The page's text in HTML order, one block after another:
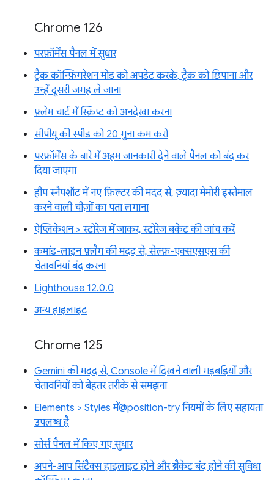
Chrome 126
परफ़ॉर्मेंस पैनल में सुधार
ट्रैक कॉन्फ़िगरेशन मोड को अपडेट करके, ट्रैक को छिपाना और
उन्हें दूसरी जगह ले जाना
फ़्लेम चार्ट में स्क्रिप्ट को अनदेखा करना
सीपीयू की स्पीड को 20 गुना कम करो
परफ़ॉर्मेंस के बारे में अहम जानकारी देने वाले पैनल को बंद कर
दिया जाएगा
हीप स्नैपशॉट में नए फ़िल्टर की मदद से, ज़्यादा मेमोरी इस्तेमाल
करने वाली चीज़ों का पता लगाना
ऐप्लिकेशन > स्टोरेज में जाकर, स्टोरेज बकेट की जांच करें
कमांड-लाइन फ़्लैग की मदद से, सेल्फ़-एक्सएसएस की
चेतावनियां बंद करना
Lighthouse 12.0.0
अन्य हाइलाइट
Chrome 125
Gemini की मदद से, Console में दिखने वाली गड़बड़ियों और
चेतावनियों को बेहतर तरीके से समझना
Elements > Styles में@position-try नियमों के लिए सहायता
उपलब्ध है
सोर्स पैनल में किए गए सुधार
अपने-आप सिंटैक्स हाइलाइट होने और ब्रैकेट बंद होने की सुविधा